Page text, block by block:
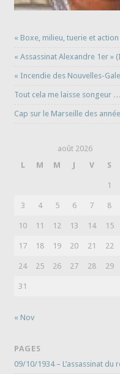
« Boxe, milieu, tuerie et
« Assassinat Alexandre 1er »
« Incendie des Nouvelles-
Tout cela me laisse songeur …
Cap sur le Marseille des
août 2026
L
M M J V S
1
3 4 5 6 7 8
10 11 12 13 14 15
17 18 19 20 21 22
24 25 26 27 28 29
31
« Nov
PAGES
09/10/1934 – L’assassinat du